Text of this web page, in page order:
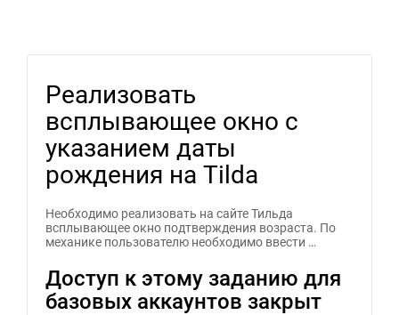
Реализовать
всплывающее окно с
указанием даты
рождения на Tilda
Необходимо реализовать на сайте Тильда
всплывающее окно подтверждения возраста. По
механике пользователю необходимо ввести …
Доступ к этому заданию для
базовых аккаунтов закрыт